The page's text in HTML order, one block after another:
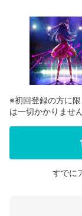
※初回登録の方に
は一切かかりません
すでに